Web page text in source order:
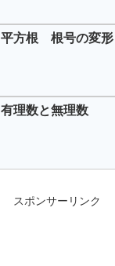
平方根 根号の変形
有理数と無理数
スポンサーリンク